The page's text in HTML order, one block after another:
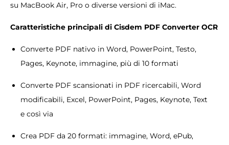
su MacBook Air, Pro o diverse versioni di iMac.
Caratteristiche principali di Cisdem PDF Converter OCR
Converte PDF nativo in Word, PowerPoint, Testo,
Pages, Keynote, immagine, più di 10 formati
Converte PDF scansionati in PDF ricercabili, Word
modificabili, Excel, PowerPoint, Pages, Keynote, Text
e così via
Crea PDF da 20 formati: immagine, Word, ePub,